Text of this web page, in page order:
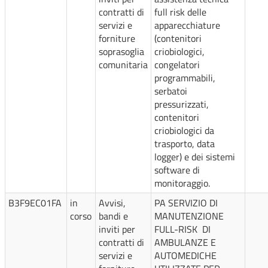
contratti di
servizi e
forniture
soprasoglia
comunitaria
full risk delle
apparecchiature
(contenitori
criobiologici,
congelatori
programmabili,
serbatoi
pressurizzati,
contenitori
criobiologici da
trasporto, data
logger) e dei sistemi
software di
monitoraggio.
B3F9EC01FA
in
corso
Avvisi,
bandi e
inviti per
contratti di
servizi e
PA SERVIZIO DI
MANUTENZIONE
FULL-RISK DI
AMBULANZE E
AUTOMEDICHE